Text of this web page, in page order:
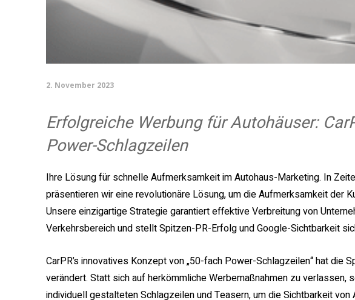
2. November 2023
Erfolgreiche Werbung für Autohäuser:
Power-Schlagzeilen
Ihre Lösung für schnelle Aufmerksamkeit im Autohaus-Marketing. In
präsentieren wir eine revolutionäre Lösung, um die Aufmerksamkeit der
Unsere einzigartige Strategie garantiert effektive Verbreitung von
Verkehrsbereich und stellt Spitzen-PR-Erfolg und Google-Sichtbarkeit
CarPR’s innovatives Konzept von „50-fach Power-Schlagzeilen“ hat die
verändert. Statt sich auf herkömmliche Werbemaßnahmen zu verlassen,
individuell gestalteten Schlagzeilen und Teasern, um die Sichtbarkeit